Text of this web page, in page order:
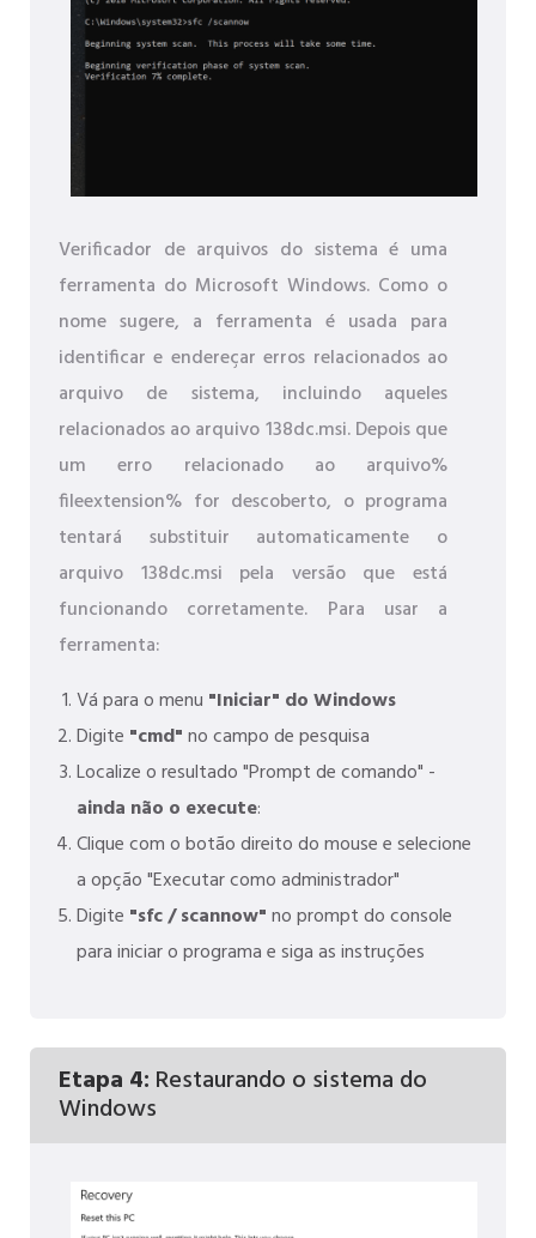
Verificador de arquivos do sistema é uma
ferramenta do Microsoft Windows. Como o
nome sugere, a ferramenta é usada para
identificar e endereçar erros relacionados ao
arquivo de sistema, incluindo aqueles
relacionados ao arquivo 138dc.msi. Depois que
um erro relacionado ao arquivo%
fileextension% for descoberto, o programa
tentará substituir automaticamente o
arquivo 138dc.msi pela versão que está
funcionando corretamente. Para usar a
ferramenta:
Vá para o menu "Iniciar" do Windows
Digite "cmd"no campo de pesquisa
Localize o resultado "Prompt de comando" -
ainda não o execute:
Clique com o botão direito do mouse e selecione
a opção "Executar como administrador"
Digite "sfc / scannow"no prompt do console
para iniciar o programa e siga as instruções
Etapa 4: Restaurando o sistema do
Windows